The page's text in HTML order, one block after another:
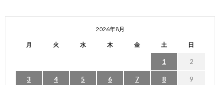
2026年8月
月 火 水 木 金 土 日
1 2
3 4 5 6 7 8 9